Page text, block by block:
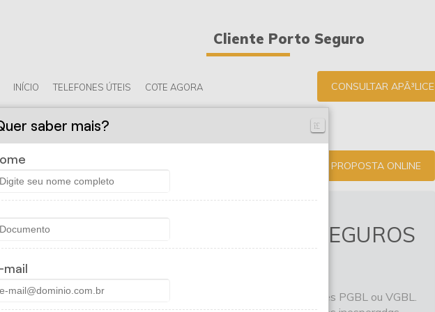
INÍCIO TELEFONES ÚTEIS COTE AGORA
Cliente Porto Seguro
CONSULTAR APÃ³LICE
PROPOSTA ONLINE
ADM CORRETORA DE SEGUROS
Empresarial
Previdência Empresarial
podem ser contratados nas modalidades PGBL ou VGBL.
saber mais?
mail